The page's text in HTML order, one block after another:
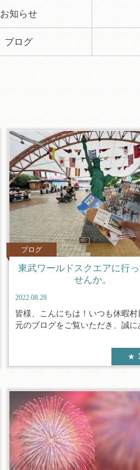
お知らせ
ブログ
ブログ
東武ワールドスクエアに行っ
せんか。
2022.08.28
皆様、こんにちは！いつも休暇村
元のブログをご覧いただき、誠に